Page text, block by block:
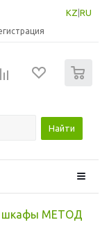
KZ RU
Найти
шкафы МЕТОД